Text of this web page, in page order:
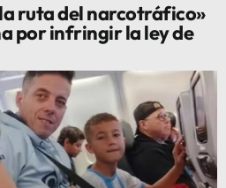
ruta del narcotráfico»
por infringir la ley de